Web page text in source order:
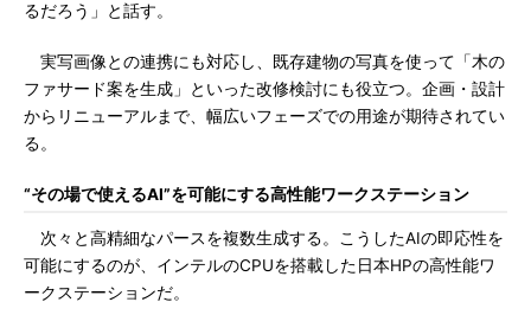
るだろう」と話す。
実写画像との連携にも対応し、既存建物の写真を使って「木の
ファサード案を生成」といった改修検討にも役立つ。企画・設計
からリニューアルまで、幅広いフェーズでの用途が期待されてい
る。
“その場で使えるAI”を可能にする高性能ワークステーション
次々と高精細なパースを複数生成する。こうしたAIの即応性を
可能にするのが、インテルのCPUを搭載した日本HPの高性能ワ
ークステーションだ。